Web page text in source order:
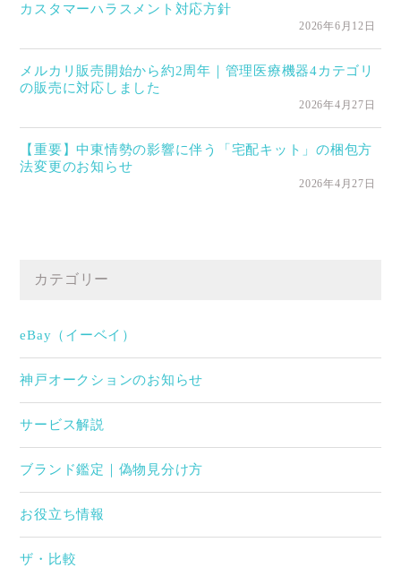
カスタマーハラスメント対応方針
2026年6月12日
メルカリ販売開始から約2周年｜管理医療機器4カテゴリ
の販売に対応しました
2026年4月27日
【重要】中東情勢の影響に伴う「宅配キット」の梱包方
法変更のお知らせ
2026年4月27日
カテゴリー
eBay（イーベイ）
神戸オークションのお知らせ
サービス解説
ブランド鑑定｜偽物見分け方
お役立ち情報
ザ・比較